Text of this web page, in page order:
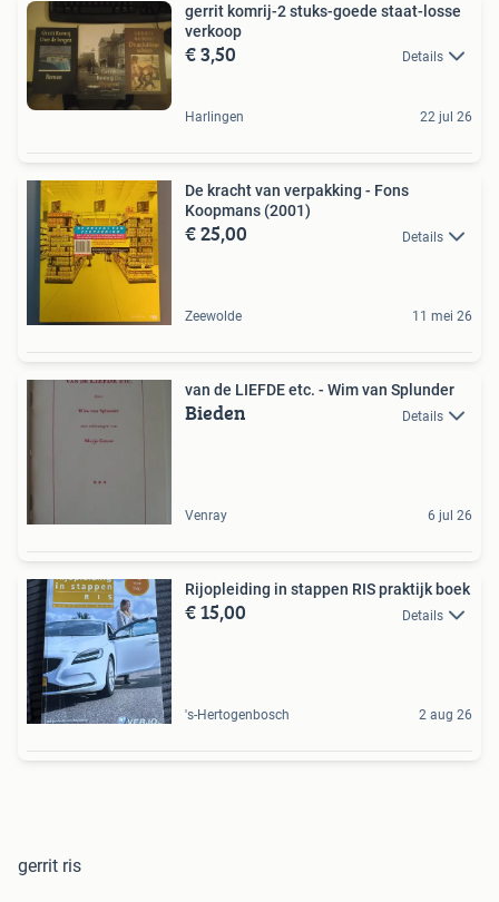
gerrit komrij-2 stuks-goede staat-losse
verkoop
€ 3,50 Details
Harlingen 22 jul 26
De kracht van verpakking - Fons
Koopmans (2001)
€ 25,00 Details
Zeewolde 11 mei 26
van de LIEFDE etc. - Wim van Splunder
Bieden Details
Venray 6 jul 26
Rijopleiding in stappen RIS praktijk boek
€ 15,00 Details
's-Hertogenbosch 2 aug 26
gerrit ris